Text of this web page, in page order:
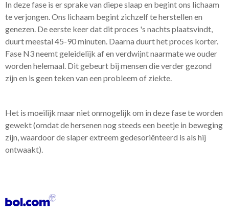
In deze fase is er sprake van diepe slaap en begint ons lichaam
te verjongen. Ons lichaam begint zichzelf te herstellen en
genezen. De eerste keer dat dit proces 's nachts plaatsvindt,
duurt meestal 45-90 minuten. Daarna duurt het proces korter.
Fase N3 neemt geleidelijk af en verdwijnt naarmate we ouder
worden helemaal. Dit gebeurt bij mensen die verder gezond
zijn en is geen teken van een probleem of ziekte.
Het is moeilijk maar niet onmogelijk om in deze fase te worden
gewekt (omdat de hersenen nog steeds een beetje in beweging
zijn, waardoor de slaper extreem gedesoriënteerd is als hij
ontwaakt).